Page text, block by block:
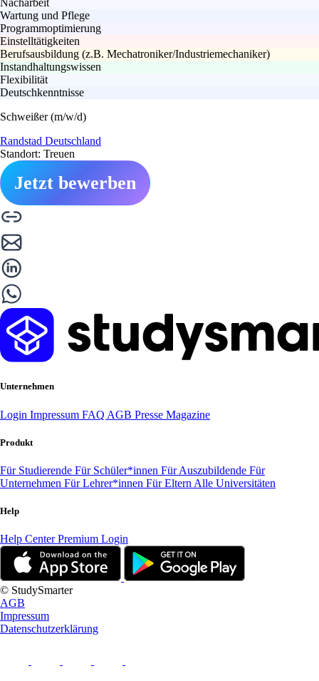
Nacharbeit
Wartung und Pflege
Programmoptimierung
Einstelltätigkeiten
Berufsausbildung (z.B. Mechatroniker/Industriemechaniker)
Instandhaltungswissen
Flexibilität
Deutschkenntnisse
Schweißer (m/w/d)
Randstad Deutschland
Standort: Treuen
Jetzt bewerben
Unternehmen
Login Impressum FAQ AGB Presse Magazine
Produkt
Für Studierende Für Schüler*innen Für Auszubildende Für
Unternehmen Für Lehrer*innen Für Eltern Alle Universitäten
Help
Help CenterPremium Login
© StudySmarter
AGB
Impressum
Datenschutzerklärung